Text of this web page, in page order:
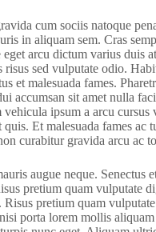
cum sociis natoque
in aliquam sem. Cras
arcu dictum varius duis
risus sed vulputate odio.
et malesuada fames.
accumsan sit amet nulla
ipsum a arcu cursus
Et malesuada fames ac
curabitur gravida arcu ac
augue neque. Senectus
pretium quam vulputate
Risus pretium quam
porta lorem mollis